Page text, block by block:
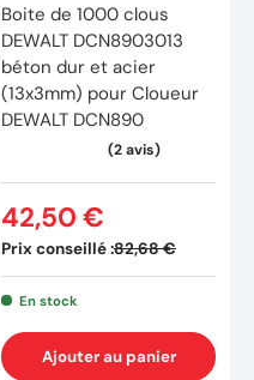
Boite de 1000 clous
DEWALT DCN8903013
béton dur et acier
(13x3mm) pour Cloueur
DEWALT DCN890
Prix conseillé :82,68 €
42,50 €
En stock
Ajouter au panier